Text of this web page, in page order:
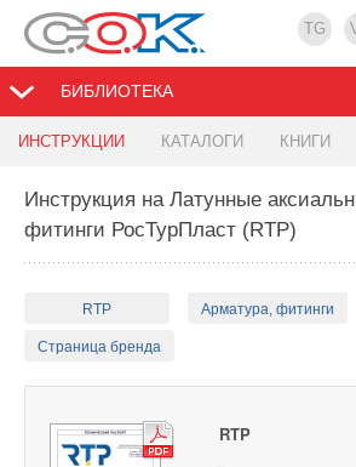
TG
БИБЛИОТЕКА
ИНСТРУКЦИИ КАТАЛОГИ КНИГИ
Инструкция на Латунные
фитинги РосТурПласт (RTP)
RTP Арматура, фитинги
Страница бренда
RTP